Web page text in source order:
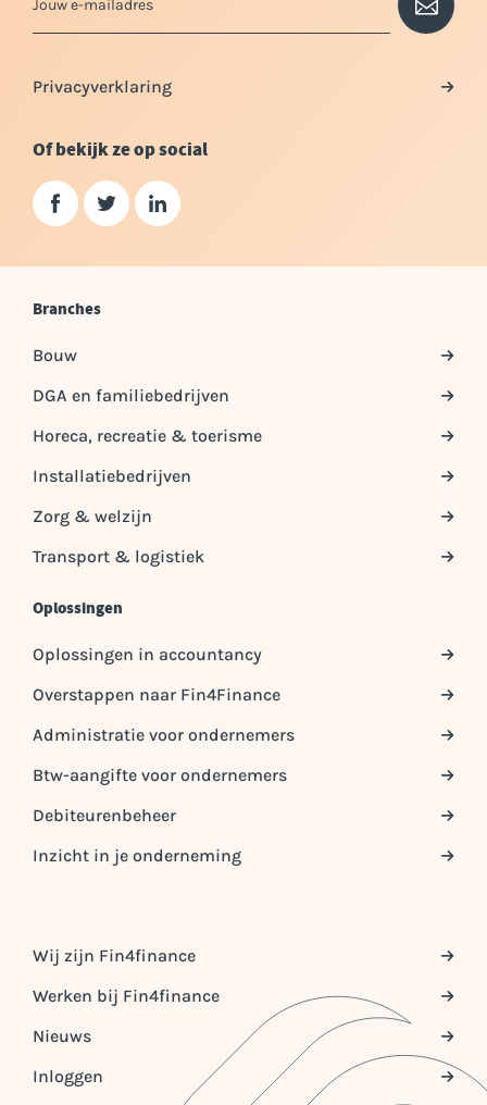
Privacyverklaring
Of bekijk ze op social
Branches
Bouw
DGA en familiebedrijven
Horeca, recreatie & toerisme
Installatiebedrijven
Zorg & welzijn
Transport & logistiek
Oplossingen
Oplossingen in accountancy
Overstappen naar Fin4Finance
Administratie voor ondernemers
Btw-aangifte voor ondernemers
Debiteurenbeheer
Inzicht in je onderneming
Wij zijn Fin4finance
Werken bij Fin4finance
Nieuws
Inloggen